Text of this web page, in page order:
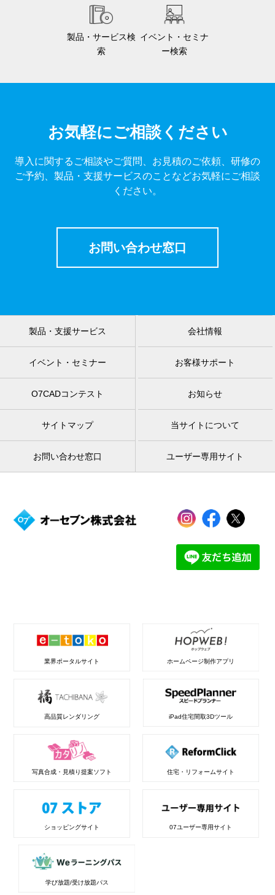
製品・サービス検
索
イベント・セミナ
ー検索
お気軽にご相談ください
導入に関するご相談やご質問、お見積のご依頼、研修の
ご予約、製品・支援サービスのことなどお気軽にご相談
ください。
お問い合わせ窓口
製品・支援サービス 会社情報
イベント・セミナー お客様サポート
O7CADコンテスト お知らせ
サイトマップ 当サイトについて
お問い合わせ窓口 ユーザー専用サイト
業界ポータルサイト ホームページ制作アプリ
高品質レンダリング iPad住宅間取3Dツール
写真合成・見積り提案ソフト 住宅・リフォームサイト
ショッピングサイト 07ユーザー専用サイト
学び放題/受け放題パス